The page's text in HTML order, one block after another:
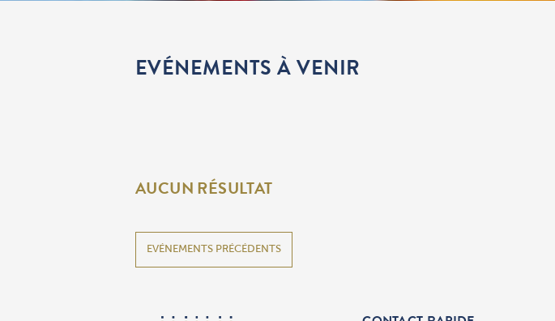
EVÉNEMENTS À VENIR
AUCUN RÉSULTAT
EVÉNEMENTS PRÉCÉDENTS